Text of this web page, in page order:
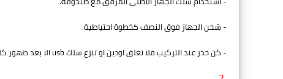
- شحن الجهاز فوق النصف كخطوة احتياطية.
- كن حذر عند التركيب فلا تغلق اودين او تنزع سلك usb الا بعد ظهور كلمة Pass.